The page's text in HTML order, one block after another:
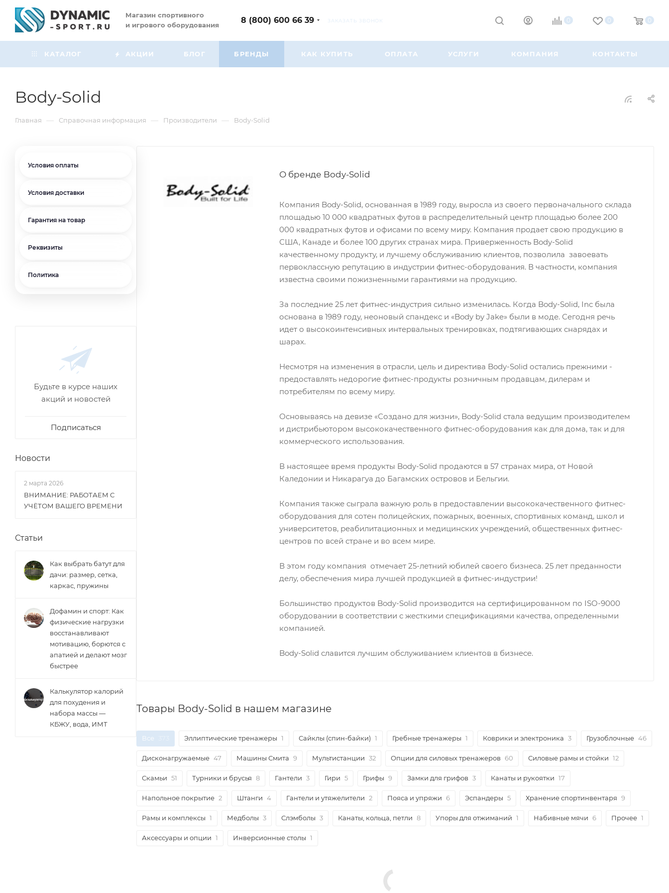
Магазин спортивного
и игрового оборудования
8 (800) 600 66 39 ЗАКАЗАТЬ ЗВОНОК 0 0 0
КАТАЛОГ АКЦИИ БЛОГ БРЕНДЫ КАК КУПИТЬ ОПЛАТА УСЛУГИ КОМПАНИЯ КОНТАКТЫ
Body-Solid
Главная — Справочная информация — Производители — Body-Solid
О бренде Body-Solid
Компания Body-Solid, основанная в 1989 году, выросла из своего первоначального склада
площадью 10 000 квадратных футов в распределительный центр площадью более 200
000 квадратных футов и офисами по всему миру. Компания продает свою продукцию в
США, Канаде и более 100 других странах мира. Приверженность Body-Solid
качественному продукту, и лучшему обслуживанию клиентов, позволила завоевать
первоклассную репутацию в индустрии фитнес-оборудования. В частности, компания
известна своими пожизненными гарантиями на продукцию.
За последние 25 лет фитнес-индустрия сильно изменилась. Когда Body-Solid, Inc была
основана в 1989 году, неоновый спандекс и «Body by Jake» были в моде. Сегодня речь
идет о высокоинтенсивных интервальных тренировках, подтягивающих снарядах и
шарах.
Несмотря на изменения в отрасли, цель и директива Body-Solid остались прежними -
предоставлять недорогие фитнес-продукты розничным продавцам, дилерам и
потребителям по всему миру.
Основываясь на девизе «Создано для жизни», Body-Solid стала ведущим производителем
и дистрибьютором высококачественного фитнес-оборудования как для дома, так и для
коммерческого использования.
В настоящее время продукты Body-Solid продаются в 57 странах мира, от Новой
Каледонии и Никарагуа до Багамских островов и Бельгии.
Компания также сыграла важную роль в предоставлении высококачественного фитнес-
оборудования для сотен полицейских, пожарных, военных, спортивных команд, школ и
университетов, реабилитационных и медицинских учреждений, общественных фитнес-
центров по всей стране и во всем мире.
В этом году компания отмечает 25-летний юбилей своего бизнеса. 25 лет преданности
делу, обеспечения мира лучшей продукцией в фитнес-индустрии!
Большинство продуктов Body-Solid производится на сертифицированном по ISO-9000
оборудовании в соответствии с жесткими спецификациями качества, определенными
компанией.
Body-Solid славится лучшим обслуживанием клиентов в бизнесе.
Товары Body-Solid в нашем магазине
Все Эллиптические тренажеры 1 Сайклы (спин-байки) 1 Гребные тренажеры 1 Коврики и электроника 3 Грузоблочные 46
Дисконагружаемые 47 Машины Смита 9 Мультистанции 32 Опции для силовых тренажеров 60 Силовые рамы и стойки 12
Скамьи 51 Турники и брусья 8 Гантели 3 Гири 5 Грифы 9 Замки для грифов 3 Канаты и рукоятки 17
Напольное покрытие 2 Штанги 4 Гантели и утяжелители 2 Пояса и упряжи 6 Эспандеры 5 Хранение спортинвентаря 9
Рамы и комплексы 1 Медболы 3 Слэмболы 3 Канаты, кольца, петли 8 Упоры для отжиманий 1 Набивные мячи 6 Прочее 1
Аксессуары и опции 1 Инверсионные столы 1
Условия оплаты
Условия доставки
Гарантия на товар
Реквизиты
Политика
Будьте в курсе наших
акций и новостей
Подписаться
Новости
2 марта 2026
ВНИМАНИЕ: РАБОТАЕМ С
УЧЁТОМ ВАШЕГО ВРЕМЕНИ
Статьи
Как выбрать батут для
дачи: размер, сетка,
каркас, пружины
Дофамин и спорт: Как
физические нагрузки
восстанавливают
мотивацию, борются с
апатией и делают мозг
быстрее
Калькулятор калорий
для похудения и
набора массы —
КБЖУ, вода, ИМТ